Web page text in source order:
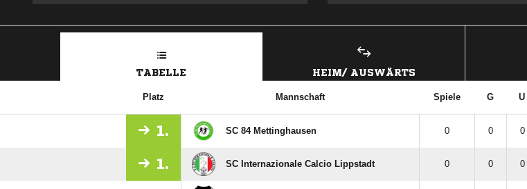
TABELLE HEIM/ AUSWÄRTS
Platz Mannschaft Spiele G U
1. SC 84 Mettinghausen 0 0 0
1. SC Internazionale Calcio Lippstadt 0 0 0